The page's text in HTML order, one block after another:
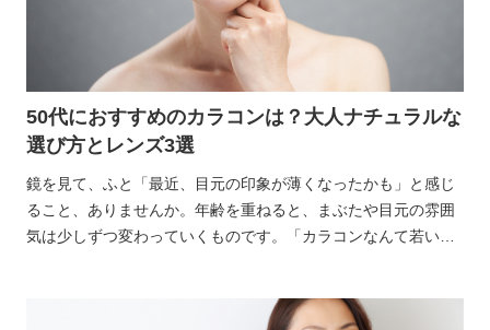
50代におすすめのカラコンは？大人ナチュラルな
選び方とレンズ3選
鏡を見て、ふと「最近、目元の印象が薄くなったかも」と感じ
ること、ありませんか。年齢を重ねると、まぶたや目元の雰囲
気は少しずつ変わっていくものです。「カラコンなんて若い人